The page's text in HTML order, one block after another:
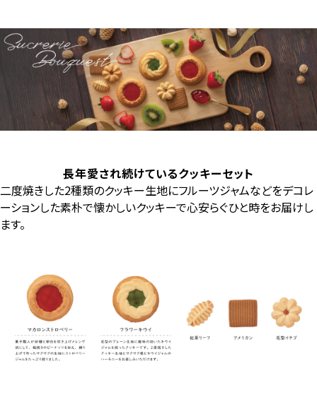
長年愛され続けているクッキーセット
二度焼きした2種類のクッキー生地にフルーツジャムなどをデコレ
ーションした素朴で懐かしいクッキーで心安らぐひと時をお届けし
ます。